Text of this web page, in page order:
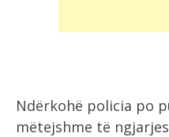
Ndërkohë policia po
mëtejshme të